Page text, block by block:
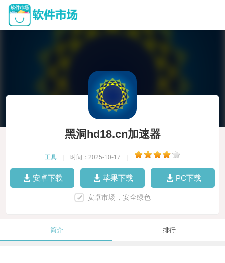
黑洞hd18.cn加速器
工具 时间：2025-10-17
安卓下载 苹果下载 PC下载
安卓市场，安全绿色
简介 排行